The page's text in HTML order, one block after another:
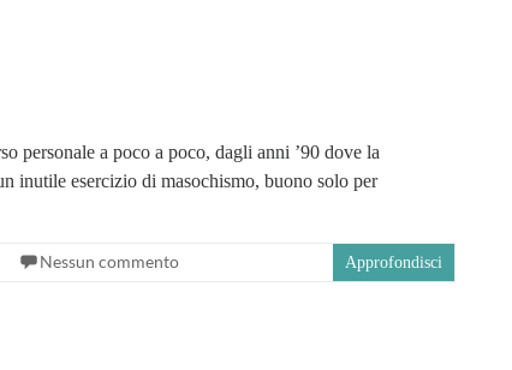
personale a poco a poco, dagli anni ’90 dove la
inutile esercizio di masochismo, buono solo per
Nessun commento Approfondisci